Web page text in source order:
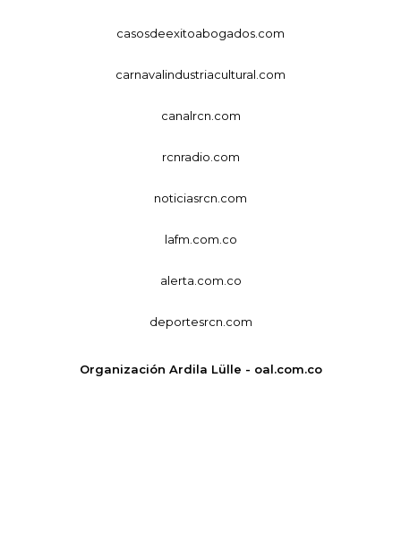
casosdeexitoabogados.com
carnavalindustriacultural.com
canalrcn.com
rcnradio.com
noticiasrcn.com
lafm.com.co
alerta.com.co
deportesrcn.com
Organización Ardila Lülle - oal.com.co